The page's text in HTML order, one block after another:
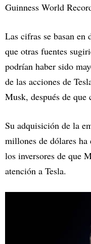
Guinness World
Las cifras se basan en
que otras fuentes
podrían haber sido
de las acciones de
Musk, después de
Su adquisición de la
millones de dólares ha
los inversores de que
atención a Tesla.